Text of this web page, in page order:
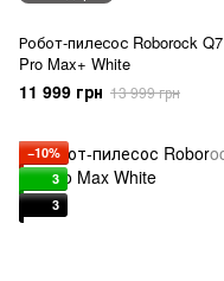
Робот-пилесос Roborock Q7
Pro Max+ White
11 999 грн 13 999 грн
−10%
3
3